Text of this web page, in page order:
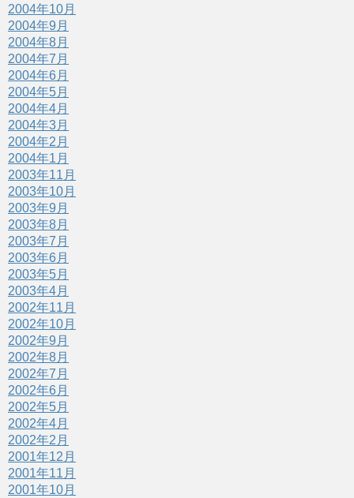
2004年10月
2004年9月
2004年8月
2004年7月
2004年6月
2004年5月
2004年4月
2004年3月
2004年2月
2004年1月
2003年11月
2003年10月
2003年9月
2003年8月
2003年7月
2003年6月
2003年5月
2003年4月
2002年11月
2002年10月
2002年9月
2002年8月
2002年7月
2002年6月
2002年5月
2002年4月
2002年2月
2001年12月
2001年11月
2001年10月